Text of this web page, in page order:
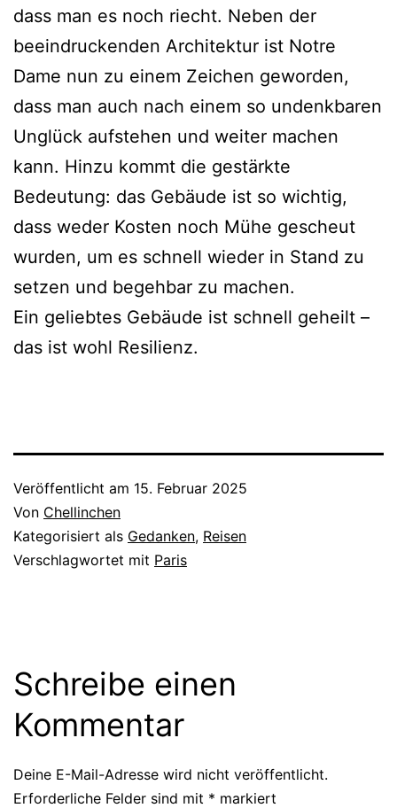
dass man es noch riecht. Neben der
beeindruckenden Architektur ist Notre
Dame nun zu einem Zeichen geworden,
dass man auch nach einem so undenkbaren
Unglück aufstehen und weiter machen
kann. Hinzu kommt die gestärkte
Bedeutung: das Gebäude ist so wichtig,
dass weder Kosten noch Mühe gescheut
wurden, um es schnell wieder in Stand zu
setzen und begehbar zu machen.
Ein geliebtes Gebäude ist schnell geheilt –
das ist wohl Resilienz.
Veröffentlicht am 15. Februar 2025
Von Chellinchen
Kategorisiert als Gedanken, Reisen
Verschlagwortet mit Paris
Schreibe einen
Kommentar
Deine E-Mail-Adresse wird nicht veröffentlicht.
Erforderliche Felder sind mit * markiert